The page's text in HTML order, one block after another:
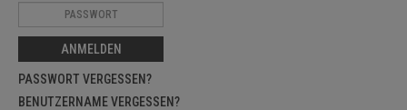
ANMELDEN
PASSWORT VERGESSEN?
BENUTZERNAME VERGESSEN?